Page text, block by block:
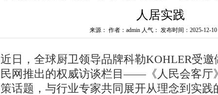
人居实践
来源： 作者：admin 人气： 发布时间：2025-12-10
近日，全球厨卫领导品牌科勒KOHLER受
民网推出的权威访谈栏目——《人民会客厅
策话题，与行业专家共同展开从理念到实践